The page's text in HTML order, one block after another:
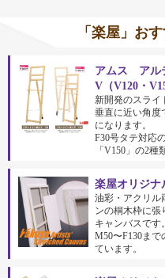
「楽屋」お
アムス アル
V（V120・
新開発のスライ
垂直に近い角度
になります。
F30号タテ対応
「V150」の2種
楽屋オリジ
油彩・アクリル
ンの桐木枠に張
キャンバスです。
M50〜F130ま
ています。